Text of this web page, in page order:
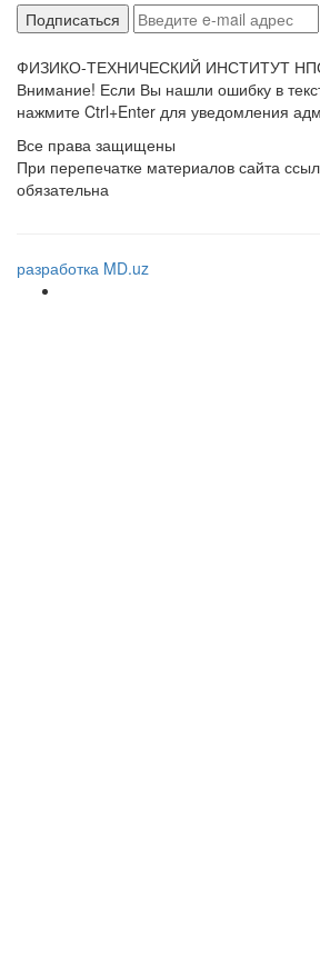
ФИЗИКО-ТЕХНИЧЕСКИЙ ИНСТИТУТ
Внимание! Если Вы нашли ошибку в
нажмите Ctrl+Enter для уведомления
Все права защищены
При перепечатке материалов сайта
обязательна
разработка MD.uz